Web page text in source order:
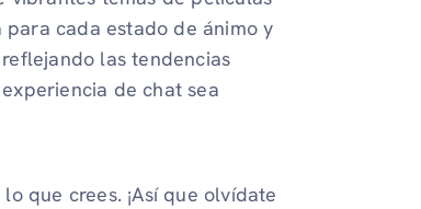
para cada estado de ánimo y
las tendencias
de chat sea
que crees. ¡Así que olvídate